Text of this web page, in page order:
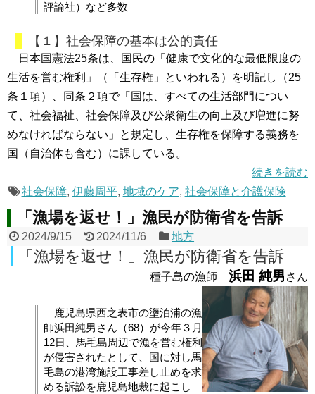
評論社）など多数
【１】社会保障の基本は公的責任
日本国憲法25条は、国民の「健康で文化的な最低限度の
生活を営む権利」（「生存権」といわれる）を明記し（25
条１項）、同条２項で「国は、すべての生活部門につい
て、社会福祉、社会保障及び公衆衛生の向上及び増進に努
めなければならない」と規定し、生存権を保障する義務を
国（自治体も含む）に課している。
続きを読む
社会保障, 伊藤周平, 地域のケア, 社会保障と介護保険
「漁場を返せ！」漁民が防衛省を告訴
2024/9/15 2024/11/6 地方
「漁場を返せ！」漁民が防衛省を告訴
種子島の漁師 浜田 純男 さん
鹿児島県西之表市の塰泊浦の漁
師浜田純男さん（68）が今年３月
12日、馬毛島周辺で漁を営む権利
が侵害されたとして、国に対し馬
毛島の港湾施設工事差し止めを求
める訴訟を鹿児島地裁に起こし